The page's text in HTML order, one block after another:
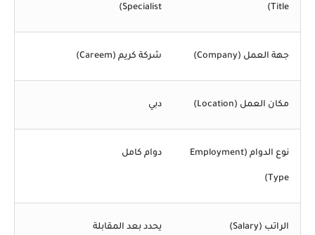
Title)
Specialist)
جهة العمل (Company) شركة كريم (Careem)
مكان العمل (Location) دبي
نوع الدوام (Employment
Type)
دوام كامل
الراتب (Salary) يحدد بعد المقابلة